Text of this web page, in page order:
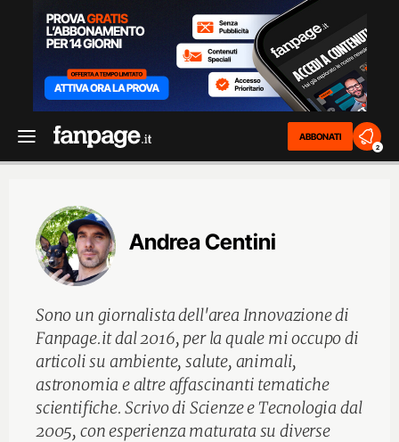
ABBONATI
2
Andrea Centini
Sono un giornalista dell'area Innovazione di
Fanpage.it dal 2016, per la quale mi occupo di
articoli su ambiente, salute, animali,
astronomia e altre affascinanti tematiche
scientifiche. Scrivo di Scienze e Tecnologia dal
2005, con esperienza maturata su diverse